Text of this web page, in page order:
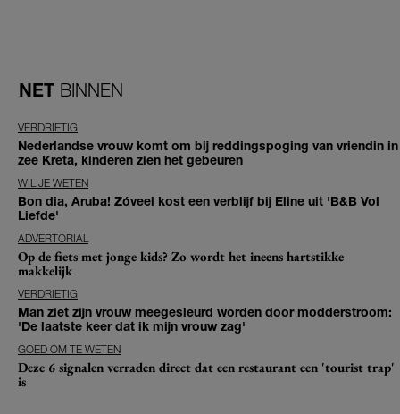
NET BINNEN
VERDRIETIG
Nederlandse vrouw komt om bij reddingspoging van vriendin in
zee Kreta, kinderen zien het gebeuren
WIL JE WETEN
Bon dia, Aruba! Zóveel kost een verblijf bij Eline uit 'B&B Vol
Liefde'
ADVERTORIAL
Op de fiets met jonge kids? Zo wordt het ineens hartstikke
makkelijk
VERDRIETIG
Man ziet zijn vrouw meegesleurd worden door modderstroom:
'De laatste keer dat ik mijn vrouw zag'
GOED OM TE WETEN
Deze 6 signalen verraden direct dat een restaurant een 'tourist trap'
is